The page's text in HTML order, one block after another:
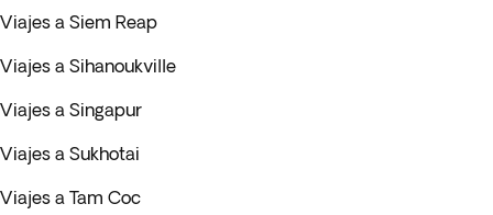
Viajes a Siem Reap
Viajes a Sihanoukville
Viajes a Singapur
Viajes a Sukhotai
Viajes a Tam Coc